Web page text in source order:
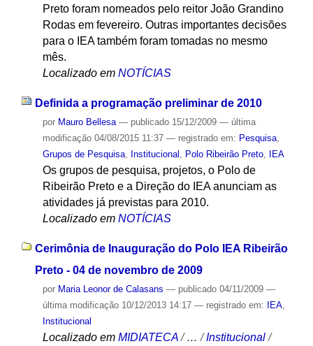
Preto foram nomeados pelo reitor João Grandino
Rodas em fevereiro. Outras importantes decisões
para o IEA também foram tomadas no mesmo
mês.
Localizado em NOTÍCIAS
Definida a programação preliminar de 2010
por Mauro Bellesa — publicado15/12/2009 — última
modificação04/08/2015 11:37 — registrado em: Pesquisa,
Grupos de Pesquisa, Institucional , Polo Ribeirão Preto, IEA
Os grupos de pesquisa, projetos, o Polo de
Ribeirão Preto e a Direção do IEA anunciam as
atividades já previstas para 2010.
Localizado em NOTÍCIAS
Cerimônia de Inauguração do Polo IEA Ribeirão
Preto - 04 de novembro de 2009
por Maria Leonor de Calasans — publicado04/11/2009 —
última modificação10/12/2013 14:17 — registrado em: IEA,
Institucional
Localizado em MIDIATECA /…/Institucional /